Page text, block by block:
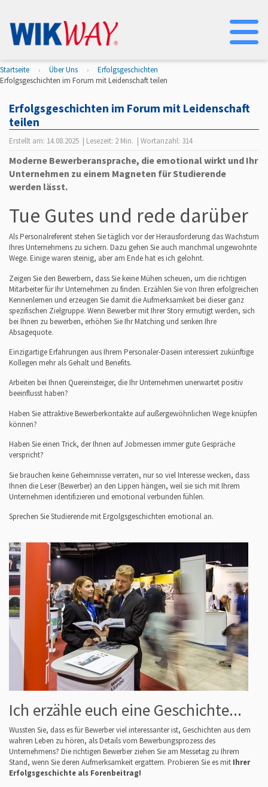
Startseite Über Uns
Erfolgsgeschichten
Erfolgsgeschichten im Forum mit Leidenschaft teilen
Erfolgsgeschichten im Forum mit Leidenschaft
teilen
Erstellt am: 14.08.2025 | Lesezeit: 2 Min. | Wortanzahl: 314
Moderne Bewerberansprache, die emotional wirkt und Ihr
Unternehmen zu einem Magneten für Studierende
werden lässt.
Tue Gutes und rede darüber
Als Personalreferent stehen Sie täglich vor der Herausforderung das Wachstum
Ihres Unternehmens zu sichern. Dazu gehen Sie auch manchmal ungewohnte
Wege. Einige waren steinig, aber am Ende hat es ich gelohnt.
Zeigen Sie den Bewerbern, dass Sie keine Mühen scheuen, um die richtigen
Mitarbeiter für Ihr Unternehmen zu finden. Erzählen Sie von Ihren erfolgreichen
Kennenlernen und erzeugen Sie damit die Aufmerksamkeit bei dieser ganz
spezifischen Zielgruppe. Wenn Bewerber mit Ihrer Story ermutigt werden, sich
bei Ihnen zu bewerben, erhöhen Sie Ihr Matching und senken Ihre
Absagequote.
Einzigartige Erfahrungen aus Ihrem Personaler-Dasein interessiert zukünftige
Kollegen mehr als Gehalt und Benefits.
Arbeiten bei Ihnen Quereinsteiger, die Ihr Unternehmen unerwartet positiv
beeinflusst haben?
Haben Sie attraktive Bewerberkontakte auf außergewöhnlichen Wege knüpfen
können?
Haben Sie einen Trick, der Ihnen auf Jobmessen immer gute Gespräche
verspricht?
Sie brauchen keine Geheimnisse verraten, nur so viel Interesse wecken, dass
Ihnen die Leser (Bewerber) an den Lippen hängen, weil sie sich mit Ihrem
Unternehmen identifizieren und emotional verbunden fühlen.
Sprechen Sie Studierende mit Ergolgsgeschichten emotional an.
Ich erzähle euch eine Geschichte...
Wussten Sie, dass es für Bewerber viel interessanter ist, Geschichten aus dem
wahren Leben zu hören, als Details vom Bewerbungsprozess des
Unternehmens? Die richtigen Bewerber ziehen Sie am Messetag zu Ihrem
Stand, wenn Sie deren Aufmerksamkeit ergattern. Probieren Sie es mit Ihrer
Erfolgsgeschichte als Forenbeitrag!